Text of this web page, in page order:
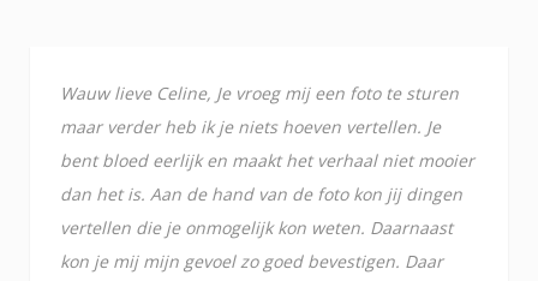
Wauw lieve Celine, Je vroeg mij een foto te sturen
maar verder heb ik je niets hoeven vertellen. Je
bent bloed eerlijk en maakt het verhaal niet mooier
dan het is. Aan de hand van de foto kon jij dingen
vertellen die je onmogelijk kon weten. Daarnaast
kon je mij mijn gevoel zo goed bevestigen. Daar